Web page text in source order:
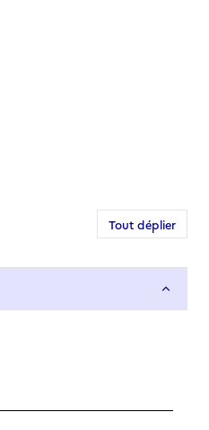
Tout déplier